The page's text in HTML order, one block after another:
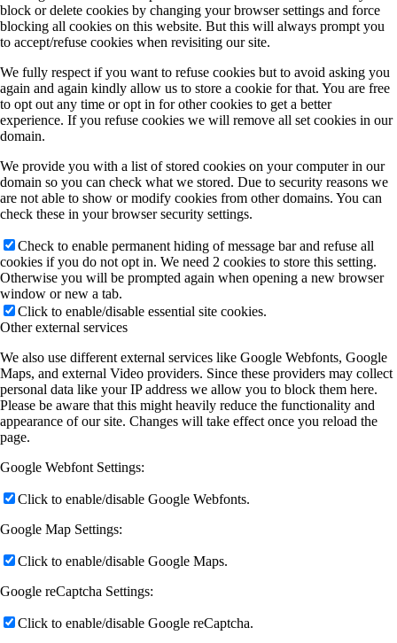
block or delete cookies by changing your browser settings and force
blocking all cookies on this website. But this will always prompt you
to accept/refuse cookies when revisiting our site.
We fully respect if you want to refuse cookies but to avoid asking you
again and again kindly allow us to store a cookie for that. You are free
to opt out any time or opt in for other cookies to get a better
experience. If you refuse cookies we will remove all set cookies in our
domain.
We provide you with a list of stored cookies on your computer in our
domain so you can check what we stored. Due to security reasons we
are not able to show or modify cookies from other domains. You can
check these in your browser security settings.
Check to enable permanent hiding of message bar and refuse all
cookies if you do not opt in. We need 2 cookies to store this setting.
Otherwise you will be prompted again when opening a new browser
window or new a tab.
Click to enable/disable essential site cookies.
Other external services
We also use different external services like Google Webfonts, Google
Maps, and external Video providers. Since these providers may collect
personal data like your IP address we allow you to block them here.
Please be aware that this might heavily reduce the functionality and
appearance of our site. Changes will take effect once you reload the
page.
Google Webfont Settings:
Click to enable/disable Google Webfonts.
Google Map Settings:
Click to enable/disable Google Maps.
Google reCaptcha Settings:
Click to enable/disable Google reCaptcha.